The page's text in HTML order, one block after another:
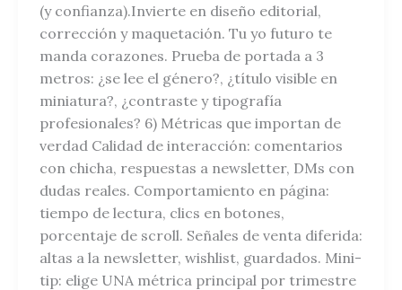
(y confianza).Invierte en diseño editorial,
corrección y maquetación. Tu yo futuro te
manda corazones. Prueba de portada a 3
metros: ¿se lee el género?, ¿título visible en
miniatura?, ¿contraste y tipografía
profesionales? 6) Métricas que importan de
verdad Calidad de interacción: comentarios
con chicha, respuestas a newsletter, DMs con
dudas reales. Comportamiento en página:
tiempo de lectura, clics en botones,
porcentaje de scroll. Señales de venta diferida:
altas a la newsletter, wishlist, guardados. Mini-
tip: elige UNA métrica principal por trimestre